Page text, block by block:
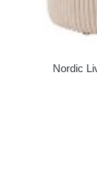
Nordic